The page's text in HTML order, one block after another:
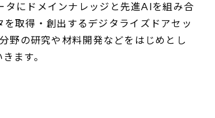
にドメインナレッジと先進AIを組み合
取得・創出するデジタライズドアセッ
の研究や材料開発などをはじめとし
ます。